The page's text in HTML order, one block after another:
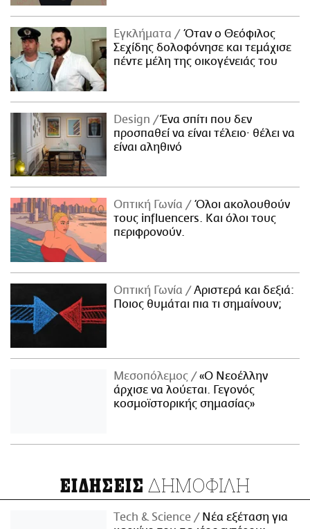
Εγκλήματα
Όταν ο Θεόφιλος
Σεχίδης δολοφόνησε και τεμάχισε
πέντε μέλη της οικογένειάς του
Design
Ένα σπίτι που δεν
προσπαθεί να είναι τέλειο· θέλει να
είναι αληθινό
Οπτική Γωνία
Όλοι ακολουθούν
τους influencers. Και όλοι τους
περιφρονούν.
Οπτική Γωνία
Αριστερά και δεξιά:
Ποιος θυμάται πια τι σημαίνουν;
Μεσοπόλεμος
«Ο Νεοέλλην
άρχισε να λούεται. Γεγονός
κοσμοϊστορικής σημασίας»
ΕΙΔΗΣΕΙΣ ΔΗΜΟΦΙΛΗ
Τech & Science
Νέα εξέταση για